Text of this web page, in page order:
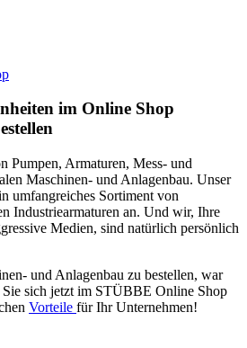
im Online Shop
Pumpen, Armaturen, Mess- und
Maschinen- und Anlagenbau. Unser
umfangreiches Sortiment von
Industriearmaturen an. Und wir, Ihre
Medien, sind natürlich persönlich
und Anlagenbau zu bestellen, war
Sie sich jetzt im STÜBBE Online Shop
Vorteile für Ihr Unternehmen!